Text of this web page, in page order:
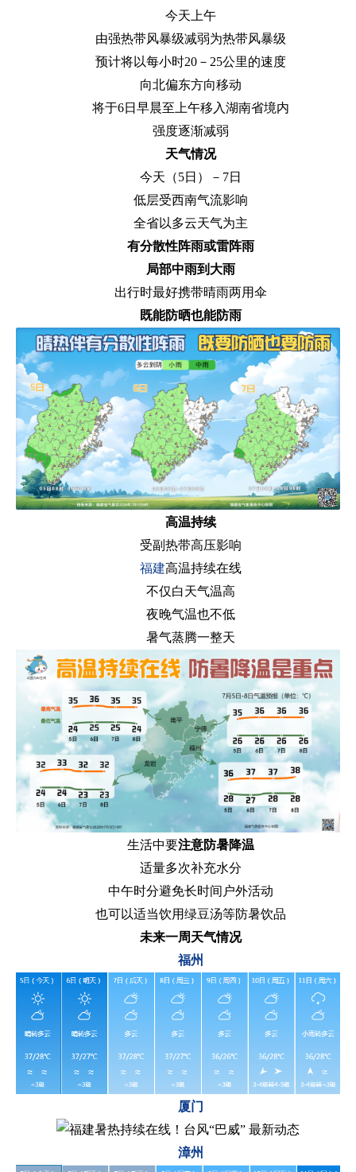
今天上午
由强热带风暴级减弱为热带风暴级
预计将以每小时20－25公里的速度
向北偏东方向移动
将于6日早晨至上午移入湖南省境内
强度逐渐减弱
天气情况
今天（5日）－7日
低层受西南气流影响
全省以多云天气为主
有分散性阵雨或雷阵雨
局部中雨到大雨
出行时最好携带晴雨两用伞
既能防晒也能防雨
高温持续
受副热带高压影响
福建高温持续在线
不仅白天气温高
夜晚气温也不低
暑气蒸腾一整天
生活中要注意防暑降温
适量多次补充水分
中午时分避免长时间户外活动
也可以适当饮用绿豆汤等防暑饮品
未来一周天气情况
福州
厦门
漳州